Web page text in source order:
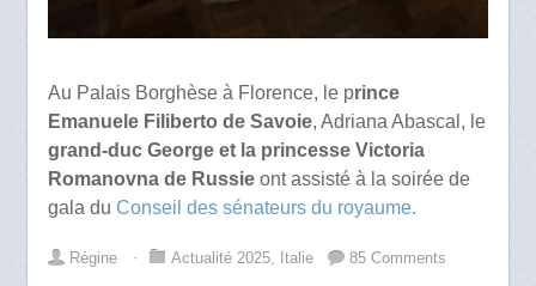
Au Palais Borghèse à Florence, le prince
Emanuele Filiberto de Savoie, Adriana Abascal, le
grand-duc George et la princesse Victoria
Romanovna de Russieont assisté à la soirée de
gala du Conseil des sénateurs du royaume.
Régine ⋅ Actualité 2025, Italie 85 Comments